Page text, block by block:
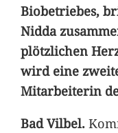
Biobetriebes,
Nidda
plötzlichen
wird eine
Mitarbeiterin
Bad Vilbel.